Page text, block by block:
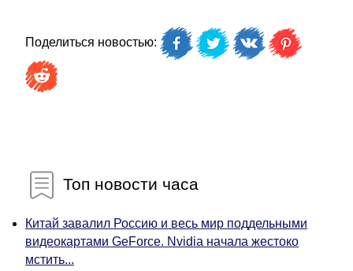
Поделиться новостью:
Топ новости часа
Китай завалил Россию и весь мир поддельными
видеокартами GeForce. Nvidia начала жестоко
мстить...